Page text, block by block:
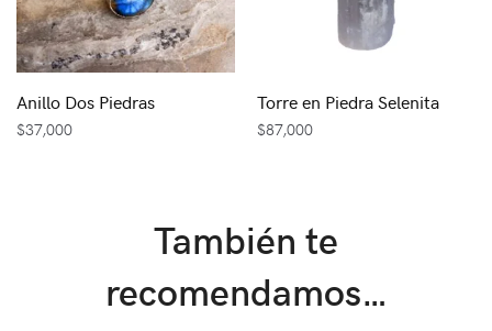
Anillo Dos Piedras
$37,000
Torre en Piedra Selenita
$87,000
También te
recomendamos…